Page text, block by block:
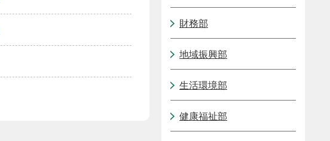
財務部
地域振興部
生活環境部
健康福祉部